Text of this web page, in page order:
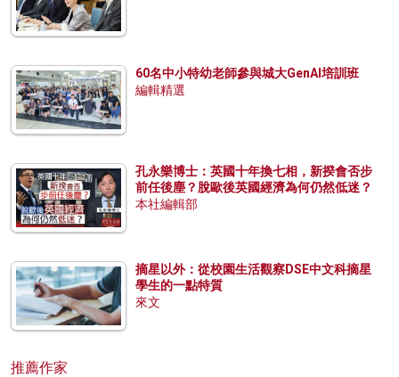
60名中小特幼老師參與城大GenAI培訓班
編輯精選
孔永樂博士：英國十年換七相，新揆會否步
前任後塵？脫歐後英國經濟為何仍然低迷？
本社編輯部
摘星以外：從校園生活觀察DSE中文科摘星
學生的一點特質
來文
推薦作家